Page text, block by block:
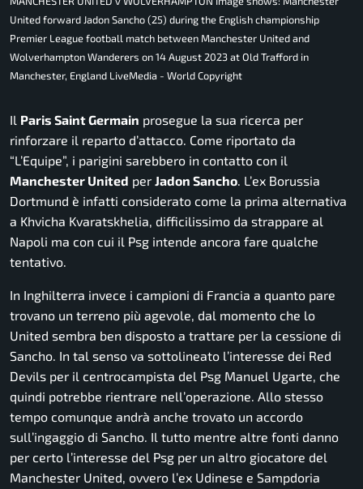
United forward Jadon Sancho (25) during the English championship
Premier League football match between Manchester United and
Wolverhampton Wanderers on 14 August 2023 at Old Trafford in
Manchester, England LiveMedia - World Copyright
Il Paris Saint Germain prosegue la sua ricerca per
rinforzare il reparto d’attacco. Come riportato da
“L’Equipe”, i parigini sarebbero in contatto con il
Manchester United per Jadon Sancho. L’ex Borussia
Dortmund è infatti considerato come la prima alternativa
a Khvicha Kvaratskhelia, difficilissimo da strappare al
Napoli ma con cui il Psg intende ancora fare qualche
tentativo.
In Inghilterra invece i campioni di Francia a quanto pare
trovano un terreno più agevole, dal momento che lo
United sembra ben disposto a trattare per la cessione di
Sancho. In tal senso va sottolineato l’interesse dei Red
Devils per il centrocampista del Psg Manuel Ugarte, che
quindi potrebbe rientrare nell’operazione. Allo stesso
tempo comunque andrà anche trovato un accordo
sull’ingaggio di Sancho. Il tutto mentre altre fonti danno
per certo l’interesse del Psg per un altro giocatore del
Manchester United, ovvero l’ex Udinese e Sampdoria